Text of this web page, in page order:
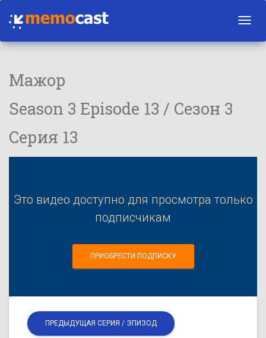
Мажор
Season 3 Episode 13 / Сезон 3
Серия 13
Это видео доступно для просмотра только
подписчикам
ПРИОБРЕСТИ ПОДПИСКУ
ПРЕДЫДУЩАЯ СЕРИЯ / ЭПИЗОД